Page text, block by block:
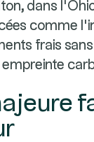
dans
comme
frais